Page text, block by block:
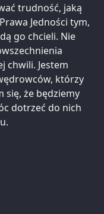
trudność, jaką
Jedności tym,
go chcieli. Nie
chwili. Jestem
którzy
się, że będziemy
dotrzeć do nich